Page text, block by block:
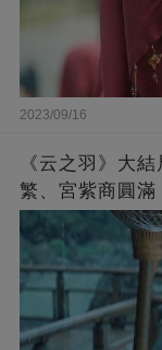
2023/09/16
《云之羽》大
繁、宮紫商圓滿